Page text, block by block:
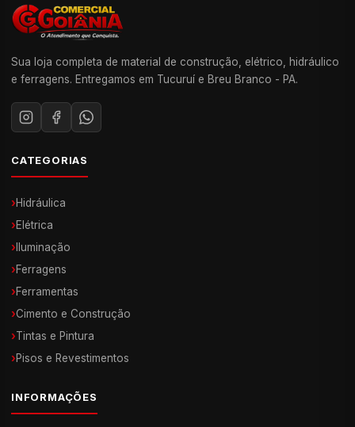
Sua loja completa de material de construção, elétrico, hidráulico
e ferragens. Entregamos em Tucuruí e Breu Branco - PA.
CATEGORIAS
›Hidráulica
›Elétrica
› Iluminação
›Ferragens
›Ferramentas
›Cimento e Construção
›Tintas e Pintura
›Pisos e Revestimentos
INFORMAÇÕES